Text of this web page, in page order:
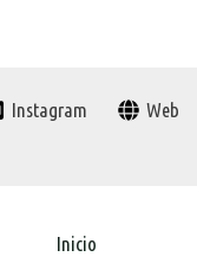
Instagram Web
Inicio